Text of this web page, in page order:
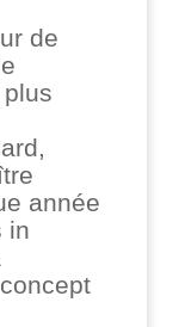
de
année
in